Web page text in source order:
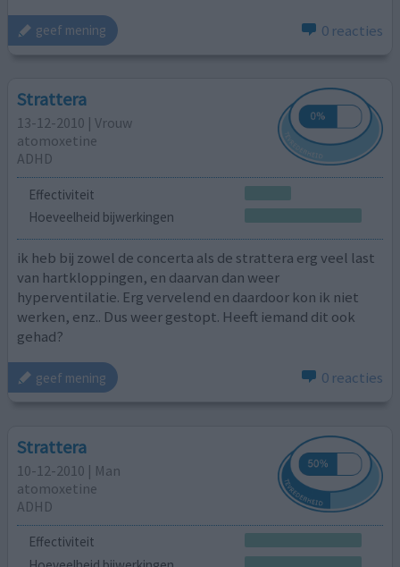
geef mening 0 reacties
Strattera
13-12-2010 | Vrouw
atomoxetine
ADHD
Effectiviteit
Hoeveelheid bijwerkingen
ik heb bij zowel de concerta als de strattera erg veel last
van hartkloppingen, en daarvan dan weer
hyperventilatie. Erg vervelend en daardoor kon ik niet
werken, enz.. Dus weer gestopt. Heeft iemand dit ook
gehad?
geef mening 0 reacties
Strattera
10-12-2010 | Man
atomoxetine
ADHD
Effectiviteit